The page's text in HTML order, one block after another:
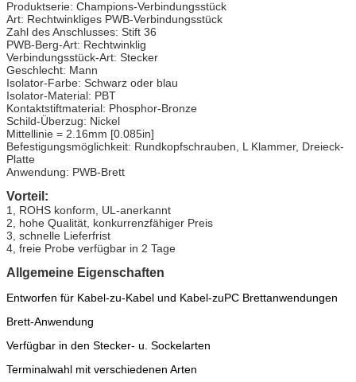
Produktserie: Champions-Verbindungsstück
Art: Rechtwinkliges PWB-Verbindungsstück
Zahl des Anschlusses: Stift 36
PWB-Berg-Art: Rechtwinklig
Verbindungsstück-Art: Stecker
Geschlecht: Mann
Isolator-Farbe: Schwarz oder blau
Isolator-Material: PBT
Kontaktstiftmaterial: Phosphor-Bronze
Schild-Überzug: Nickel
Mittellinie = 2.16mm [0.085in]
Befestigungsmöglichkeit: Rundkopfschrauben, L Klammer, Dreieck-
Platte
Anwendung: PWB-Brett
Vorteil:
1, ROHS konform, UL-anerkannt
2, hohe Qualität, konkurrenzfähiger Preis
3, schnelle Lieferfrist
4, freie Probe verfügbar in 2 Tage
Allgemeine Eigenschaften
Entworfen für Kabel-zu-Kabel und Kabel-zuPC Brettanwendungen
Brett-Anwendung
Verfügbar in den Stecker- u. Sockelarten
Terminalwahl mit verschiedenen Arten